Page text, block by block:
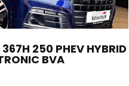
250 PHEV HYBRID
BVA